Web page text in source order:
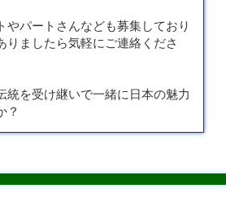
やパートさんなども募集しており
りましたら気軽にご連絡くださ
統を受け継いで一緒に日本の魅力
？